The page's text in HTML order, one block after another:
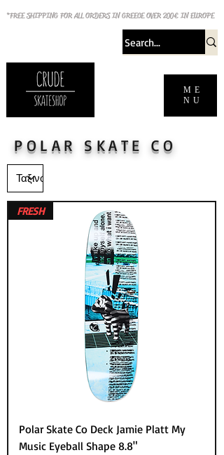
ME
NU
*FREE SHIPPING FOR ALL ORDERS IN GREECE OVER 200€ IN EUROPE
POLAR SKATE CO
FRESH
Polar Skate Co Deck Jamie Platt My
Music Eyeball Shape 8.8"